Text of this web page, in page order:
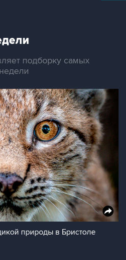
подборку самых
природы в Бристоле